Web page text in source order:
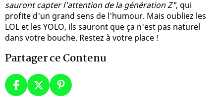
sauront capter l'attention de la génération Z", qui
profite d'un grand sens de l'humour. Mais oubliez les
LOL et les YOLO, ils sauront que ça n'est pas naturel
dans votre bouche. Restez à votre place !
Partager ce Contenu